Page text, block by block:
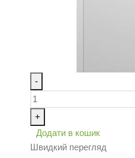
-
+
Додати в кошик
Швидкий перегляд